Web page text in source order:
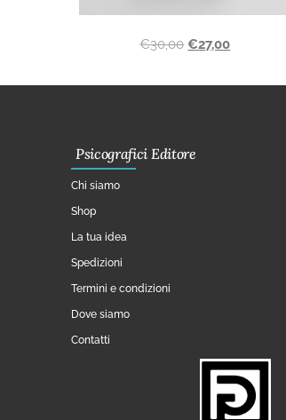
€30,00 €27,00
Psicografici Editore
Chi siamo
Shop
La tua idea
Spedizioni
Termini e condizioni
Dove siamo
Contatti